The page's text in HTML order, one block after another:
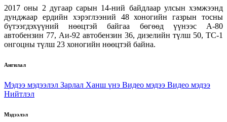
2017 оны 2 дугаар сарын 14-ний байдлаар улсын хэмжээнд
дунджаар ердийн хэрэглээний 48 хоногийн газрын тосны
бүтээгдэхүүний нөөцтэй байгаа бөгөөд үүнээс А-80
автобензин 77, Аи-92 автобензин 36, дизелийн түлш 50, ТС-1
онгоцны түлш 23 хоногийн нөөцтэй байна.
Ангилал
Мэдээ мэдээлэл Зарлал Ханш үнэ Видео мэдээ Видео мэдээ
Нийтлэл
Мэдээлэл